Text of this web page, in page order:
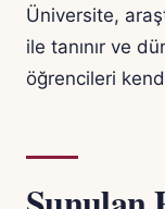
Üniversite,
ile tanınır ve
öğrencileri